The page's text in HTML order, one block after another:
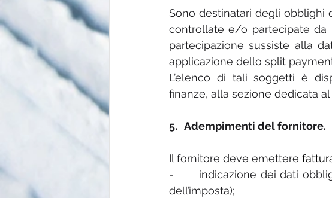
Sono destinatari degli obblighi
controllate e/o partecipate
partecipazione sussiste alla
applicazione dello split
L’elenco di tali soggetti è
finanze, alla sezione dedicata
5.   Adempimenti del fornitore.
Il fornitore deve emettere
-      indicazione dei dati
dell’imposta);